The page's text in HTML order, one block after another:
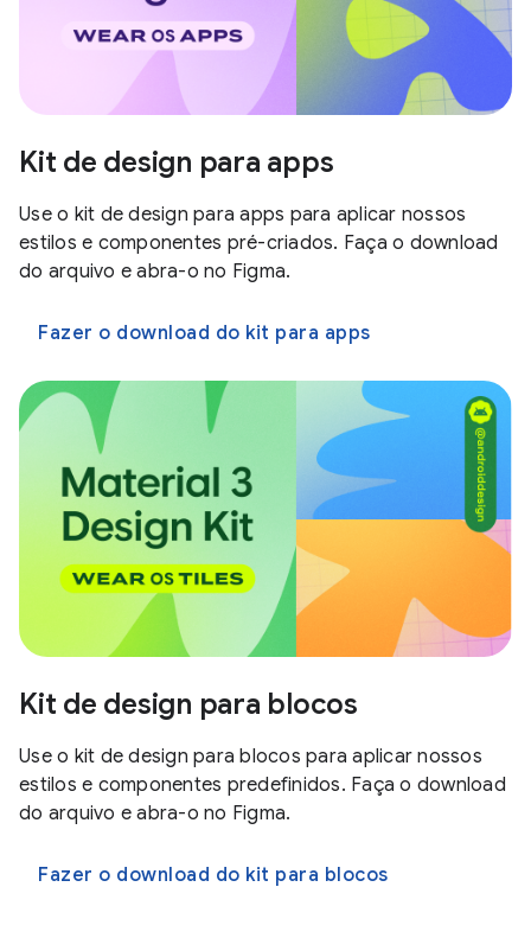
Kit de design para apps
Use o kit de design para apps para aplicar nossos
estilos e componentes pré-criados. Faça o download
do arquivo e abra-o no Figma.
Fazer o download do kit para apps
Kit de design para blocos
Use o kit de design para blocos para aplicar nossos
estilos e componentes predefinidos. Faça o download
do arquivo e abra-o no Figma.
Fazer o download do kit para blocos